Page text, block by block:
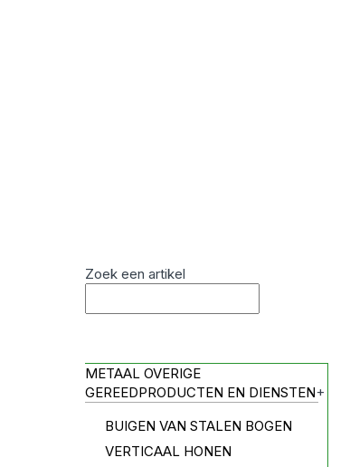
Zoek een artikel
METAAL OVERIGE
GEREEDPRODUCTEN EN DIENSTEN+
BUIGEN VAN STALEN BOGEN
VERTICAAL HONEN